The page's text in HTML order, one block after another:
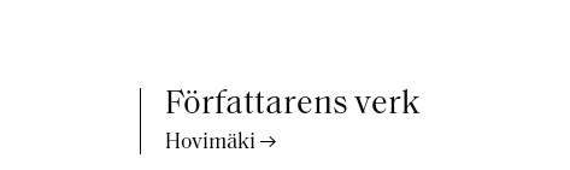
Författarens verk
Hovimäki